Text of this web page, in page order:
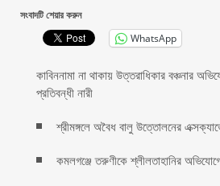
সংবাদটি শেয়ার করুন
WhatsApp
কাবিননামা না থাকায় উত্তরাধিকার বঞ্চনার
প্রতিবন্ধী নারী
শ্রীমঙ্গলে অবৈধ বালু উত্তোলনের
কমলগঞ্জে তরুণীকে শ্লীলতাহানির